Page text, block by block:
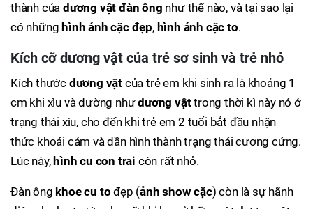
thành của dương vật đàn ông như thế nào, và tại sao lại
có những hình ảnh cặc đẹp, hình ảnh cặc to.
Kích cỡ dương vật của trẻ sơ sinh và trẻ nhỏ
Kích thước dương vật của trẻ em khi sinh ra là khoảng 1
cm khi xìu và dường nhưdương vậttrong thời kì này nó ở
trạng thái xìu, cho đến khi trẻ em 2 tuổi bắt đầu nhận
thức khoái cảm và dần hình thành trạng thái cương cứng.
Lúc này, hình cu con trai còn rất nhỏ.
Đàn ông khoe cu to đẹp (ảnh show cặc) còn là sự hãnh